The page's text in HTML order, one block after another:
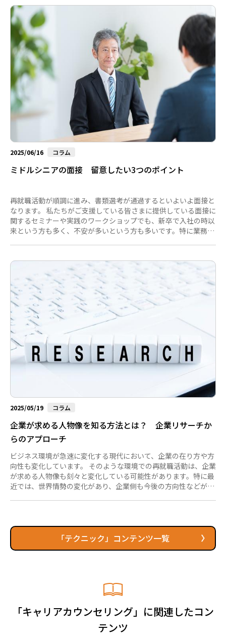
を行う専門家」」となります。（※キャリアコンサルタントは国
家資格で認定された独占名称です）その役割の中には、労働市場
に応じた現実的な選択肢（求人案件）の提案も含まれるでしょ
う。転職エージェントのコンサルタントの場合、転職エージェン
トが保有する求人案件の...
2025/06/16 コラム
ミドルシニアの面接 留意したい3つのポイント
再就職活動が順調に進み、書類選考が通過するといよいよ面接と
なります。 私たちがご支援している皆さまに提供している面接に
関するセミナーや実践のワークショップでも、新卒で入社の時以
来という方も多く、不安が多いという方も多いです。特に業務経
気になることも多いと思います。 これまで長くお勤めだった企業
内では、暗黙の了解、言わずとも伝わることがあり、その企業内
の常識で伝わっていたことも多かったと思います。しかし、これ
からはゼロベースでのコミュニケーションが始まります。面接で
も真摯に対応する...
2025/05/19 コラム
企業が求める人物像を知る方法とは？ 企業リサーチか
らのアプローチ
ビジネス環境が急速に変化する現代において、企業の在り方や方
向性も変化しています。 そのような環境での再就職活動は、企業
が求める人物像も刻々と変化している可能性があります。特に最
近では、世界情勢の変化があり、企業側も今後の方向性などが大
わせてこれからの事業や方向性に合う人材を採用したいと考える
でしょう。 今回は、企業が求める人物像について、企業の情報を
何から知っていくのか、その方法について少しご案内したいと思
「テクニック」コンテンツ一覧
「キャリアカウンセリング」に関連したコン
テンツ